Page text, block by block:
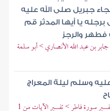
جبريل صلى الله عليه
يا أيها المدثر قم
فطهر والرجز
بن عبد الله الأنصاري > أبو سلمة
وسلم ليلة المعراج
الوسيط في تفسير القرآن المجيد > تفسير سورة فاطر > تفسير الآيات من 1